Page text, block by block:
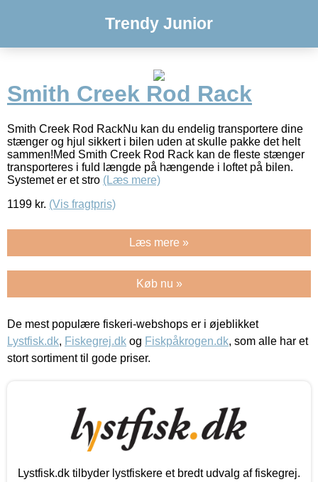
Trendy Junior
Smith Creek Rod Rack
Smith Creek Rod RackNu kan du endelig transportere dine
stænger og hjul sikkert i bilen uden at skulle pakke det helt
sammen!Med Smith Creek Rod Rack kan de fleste stænger
transporteres i fuld længde på hængende i loftet på bilen.
Systemet er et stro (Læs mere)
1199 kr. (Vis fragtpris)
Læs mere »
Køb nu »
De mest populære fiskeri-webshops er i øjeblikket
Lystfisk.dk, Fiskegrej.dk og Fiskpåkrogen.dk, som alle har et
stort sortiment til gode priser.
Lystfisk.dk tilbyder lystfiskere et bredt udvalg af fiskegrej.